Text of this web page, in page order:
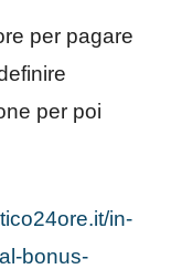
per pagare
per poi
in-
bonus-